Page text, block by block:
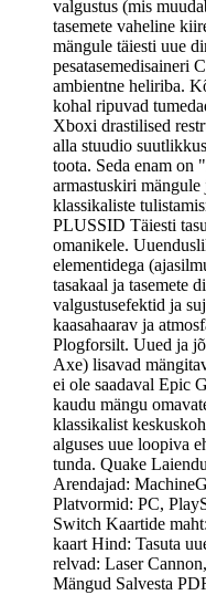
valgustus (mis
tasemete vaheline
mängule täiesti uue
pesatasemedisaineri
ambientne heliriba.
kohal ripuvad
Xboxi drastilised
alla stuudio
toota. Seda enam
armastuskiri
klassikaliste
PLUSSID Täiesti
omanikele.
elementidega
tasakaal ja tasemete
valgustusefektid ja
kaasahaarav ja
Plogforsilt. Uued ja
Axe) lisavad
ei ole saadaval Epic
kaudu mängu
klassikalist
alguses uue loopiva
tunda. Quake
Arendajad:
Platvormid: PC,
Switch Kaartide
kaart Hind: Tasuta
relvad: Laser
Mängud Salvesta